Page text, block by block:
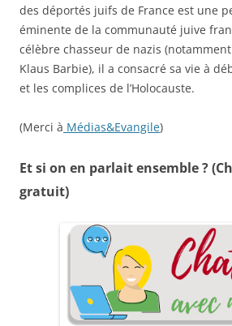
des déportés juifs de France est une
éminente de la communauté juive
célèbre chasseur de nazis
Klaus Barbie), il a consacré sa vie à
et les complices de l’Holocauste.
(Merci à Médias&Evangile)
Et si on en parlait ensemble ?
gratuit)